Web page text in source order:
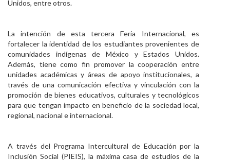
Unidos, entre otros.
La intención de esta tercera Feria Internacional, es
fortalecer la identidad de los estudiantes provenientes de
comunidades indígenas de México y Estados Unidos.
Además, tiene como fin promover la cooperación entre
unidades académicas y áreas de apoyo institucionales, a
través de una comunicación efectiva y vinculación con la
promoción de bienes educativos, culturales y tecnológicos
para que tengan impacto en beneficio de la sociedad local,
regional, nacional e internacional.
A través del Programa Intercultural de Educación por la
Inclusión Social (PIEIS), la máxima casa de estudios de la